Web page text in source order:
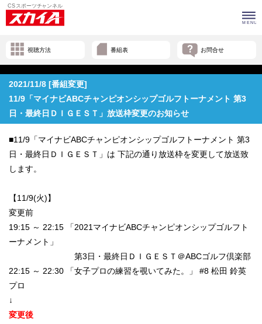
視聴方法 番組表 お問合せ
2021/11/8 [番組変更]
11/9「マイナビABCチャンピオンシップゴルフトーナメント 第3
日・最終日ＤＩＧＥＳＴ」放送枠変更のお知らせ
■11/9「マイナビABCチャンピオンシップゴルフトーナメント 第3
日・最終日ＤＩＧＥＳＴ」は 下記の通り放送枠を変更して放送致
します。
【11/9(火)】
変更前
19:15 ～ 22:15 「2021マイナビABCチャンピオンシップゴルフト
ーナメント」
第3日・最終日ＤＩＧＥＳＴ＠ABCゴルフ倶楽部
22:15 ～ 22:30 「女子プロの練習を覗いてみた。」 #8 松田 鈴英
プロ
↓
変更後